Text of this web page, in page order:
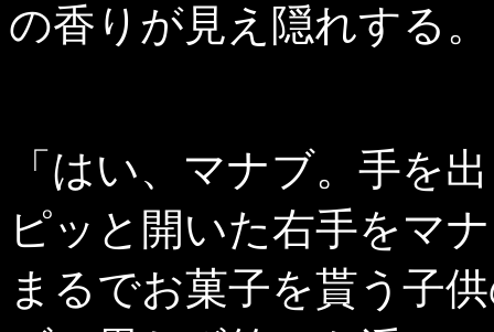
の香りが見え隠れする。
「はい、マナブ。手を
ピッと開いた右手をマ
まるでお菓子を貰う子